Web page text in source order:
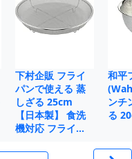
下村企販 フライ
パンで使える 蒸
しざる 25cm
【日本製】 食洗
機対応 フライ…
和平
ンチ
る